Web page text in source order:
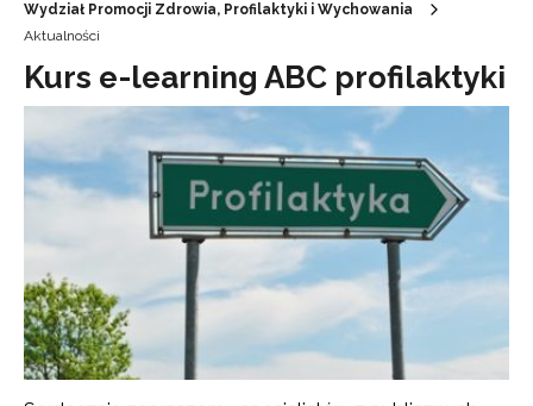
Wydział Promocji Zdrowia, Profilaktyki i Wychowania
Aktualności
Kurs e-learning ABC profilaktyki